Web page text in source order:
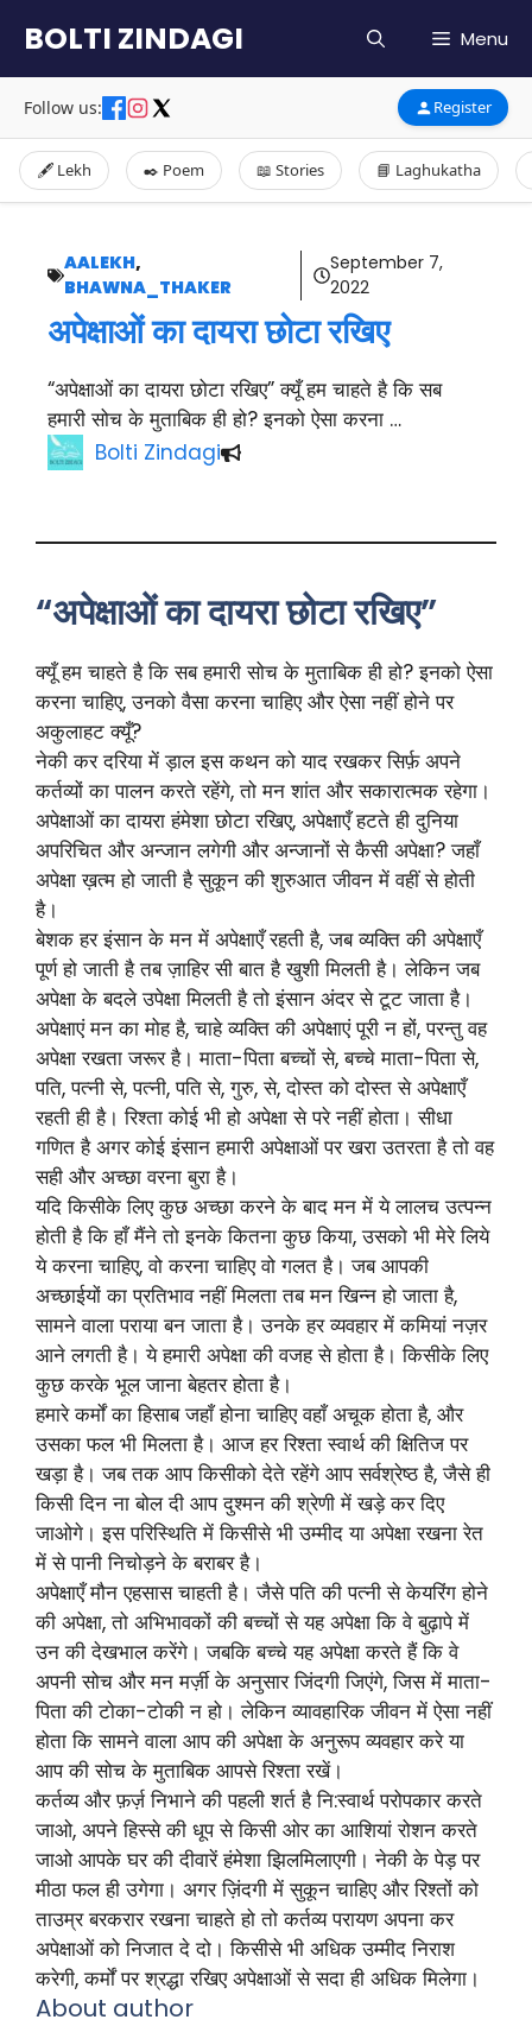
content
BOLTI ZINDAGI Menu
Follow us: Register
🖋️ Lekh ✒️ Poem 📖 Stories 📘 Laghukatha
AALEKH,
BHAWNA_THAKER
September 7,
2022
अपेक्षाओं का दायरा छोटा रखिए
“अपेक्षाओं का दायरा छोटा रखिए” क्यूँ हम चाहते है कि सब
हमारी सोच के मुताबिक ही हो? इनको ऐसा करना …
Bolti Zindagi
“अपेक्षाओं का दायरा छोटा रखिए”
क्यूँ हम चाहते है कि सब हमारी सोच के मुताबिक ही हो? इनको ऐसा
करना चाहिए, उनको वैसा करना चाहिए और ऐसा नहीं होने पर
अकुलाहट क्यूँ?
नेकी कर दरिया में ड़ाल इस कथन को याद रखकर सिर्फ़ अपने
कर्तव्यों का पालन करते रहेंगे, तो मन शांत और सकारात्मक रहेगा।
अपेक्षाओं का दायरा हंमेशा छोटा रखिए, अपेक्षाएँ हटते ही दुनिया
अपरिचित और अन्जान लगेगी और अन्जानों से कैसी अपेक्षा? जहाँ
अपेक्षा ख़त्म हो जाती है सुकून की शुरुआत जीवन में वहीं से होती
है।
बेशक हर इंसान के मन में अपेक्षाएँ रहती है, जब व्यक्ति की अपेक्षाएँ
पूर्ण हो जाती है तब ज़ाहिर सी बात है खुशी मिलती है। लेकिन जब
अपेक्षा के बदले उपेक्षा मिलती है तो इंसान अंदर से टूट जाता है।
अपेक्षाएं मन का मोह है, चाहे व्यक्ति की अपेक्षाएं पूरी न हों, परन्तु वह
अपेक्षा रखता जरूर है। माता-पिता बच्चों से, बच्चे माता-पिता से,
पति, पत्नी से, पत्नी, पति से, गुरु, से, दोस्त को दोस्त से अपेक्षाएँ
रहती ही है। रिश्ता कोई भी हो अपेक्षा से परे नहीं होता। सीधा
गणित है अगर कोई इंसान हमारी अपेक्षाओं पर खरा उतरता है तो वह
सही और अच्छा वरना बुरा है।
यदि किसीके लिए कुछ अच्छा करने के बाद मन में ये लालच उत्पन्न
होती है कि हाँ मैंने तो इनके कितना कुछ किया, उसको भी मेरे लिये
ये करना चाहिए, वो करना चाहिए वो गलत है। जब आपकी
अच्छाईयों का प्रतिभाव नहीं मिलता तब मन खिन्न हो जाता है,
सामने वाला पराया बन जाता है। उनके हर व्यवहार में कमियां नज़र
आने लगती है। ये हमारी अपेक्षा की वजह से होता है। किसीके लिए
कुछ करके भूल जाना बेहतर होता है।
हमारे कर्मों का हिसाब जहाँ होना चाहिए वहाँ अचूक होता है, और
उसका फल भी मिलता है। आज हर रिश्ता स्वार्थ की क्षितिज पर
खड़ा है। जब तक आप किसीको देते रहेंगे आप सर्वश्रेष्ठ है, जैसे ही
किसी दिन ना बोल दी आप दुश्मन की श्रेणी में खड़े कर दिए
जाओगे। इस परिस्थिति में किसीसे भी उम्मीद या अपेक्षा रखना रेत
में से पानी निचोड़ने के बराबर है।
अपेक्षाएँ मौन एहसास चाहती है। जैसे पति की पत्नी से केयरिंग होने
की अपेक्षा, तो अभिभावकों की बच्चों से यह अपेक्षा कि वे बुढ़ापे में
उन की देखभाल करेंगे। जबकि बच्चे यह अपेक्षा करते हैं कि वे
अपनी सोच और मन मर्ज़ी के अनुसार जिंदगी जिएंगे, जिस में माता-
पिता की टोका-टोकी न हो। लेकिन व्यावहारिक जीवन में ऐसा नहीं
होता कि सामने वाला आप की अपेक्षा के अनुरूप व्यवहार करे या
आप की सोच के मुताबिक आपसे रिश्ता रखें।
कर्तव्य और फ़र्ज़ निभाने की पहली शर्त है नि:स्वार्थ परोपकार करते
जाओ, अपने हिस्से की धूप से किसी ओर का आशियां रोशन करते
जाओ आपके घर की दीवारें हंमेशा झिलमिलाएगी। नेकी के पेड़ पर
मीठा फल ही उगेगा। अगर ज़िंदगी में सुकून चाहिए और रिश्तों को
ताउम्र बरकरार रखना चाहते हो तो कर्तव्य परायण अपना कर
अपेक्षाओं को निजात दे दो। किसीसे भी अधिक उम्मीद निराश
करेगी, कर्मों पर श्रद्धा रखिए अपेक्षाओं से सदा ही अधिक मिलेगा।
About author